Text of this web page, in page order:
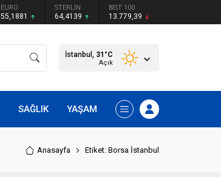
EURO
55,1881
STERLİN
64,4139
BIST 100
13.779,39
İstanbul, 31 °C
Açık
SAĞLIK YAŞAM
Anasayfa Etiket: Borsa İstanbul